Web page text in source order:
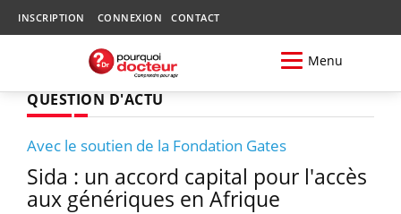
INSCRIPTION CONNEXION CONTACT
Menu
QUESTION D'ACTU
Avec le soutien de la Fondation Gates
Sida : un accord capital pour l'accès
aux génériques en Afrique